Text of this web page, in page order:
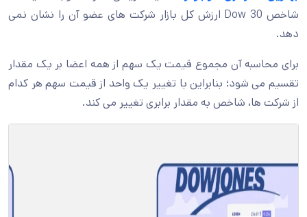
شاخص Dow 30 ارزش کل بازار شرکت های عضو آن را نشان نمی
دهد.
برای محاسبه آن مجموع قیمت یک سهم از همه اعضا بر یک مقدار
تقسیم می شود؛ بنابراین با تغییر یک واحد از قیمت سهم هر کدام
از شرکت ها، شاخص به مقدار برابری تغییر می کند.